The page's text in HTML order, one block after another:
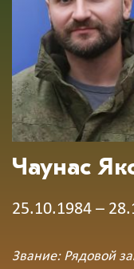
Чаунас
25.10.1984 –
Звание: Рядовой